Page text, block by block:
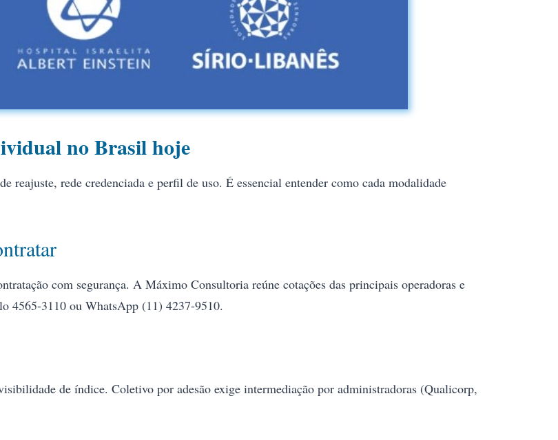
no Brasil hoje
reajuste, rede credenciada e perfil de uso. É essencial entender como cada modalidade
com segurança. A Máximo Consultoria reúne cotações das principais operadoras e
4565-3110 ou WhatsApp (11) 4237-9510.
de índice. Coletivo por adesão exige intermediação por administradoras (Qualicorp,